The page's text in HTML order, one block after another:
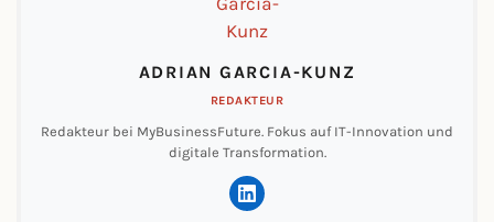
ADRIAN GARCIA-KUNZ
REDAKTEUR
Redakteur bei MyBusinessFuture. Fokus auf IT-Innovation und
digitale Transformation.